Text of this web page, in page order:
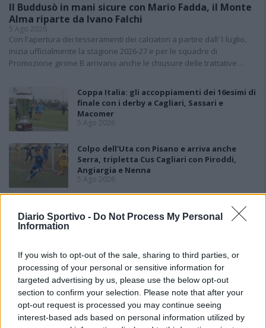
Diario Sportivo - Do Not Process My Personal
Information
If you wish to opt-out of the sale, sharing to third parties, or
processing of your personal or sensitive information for
targeted advertising by us, please use the below opt-out
section to confirm your selection. Please note that after your
opt-out request is processed you may continue seeing
interest-based ads based on personal information utilized by
Il Buddusò in mani sicure con Mario Fadda, il Monte
Alma riparte da Ivano Falchi
5 Ago 2026
Con l'apertura dei tesseramenti dei calciatori a partire dall'1 luglio,
inizia ufficialmente la stagione 2026-27 e per le squadre di
Promozione girone B arrivano anche le chiusure delle trattative…
Coppa Italia: gli accoppiamenti dei 16esimi di
finale con i derby a Cagliari, Sassari e
Macomer
5 Ago 2026
Colpo dell'Uta con Pisano e arriva anche
Serra, tripletta Cus Cagliari con Piroddi,
Angiargia e Nenna
5 Ago 2026
Il Coghinas ancora più forte con Sechi e
Scanu, al Macomer arriva Bonfigli
L'Atletico Cagliari di Saba prende Sanna,
Simoni e mantiene lo zoccolo duro
4 Ago 2026
L'Antiochense prende Caddeo e Doneddu,